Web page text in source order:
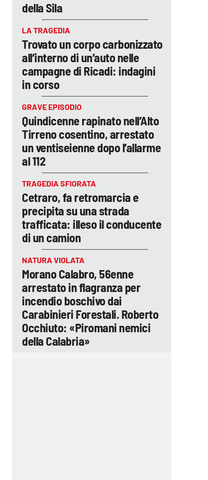
della Sila
LA TRAGEDIA
Trovato un corpo carbonizzato
all’interno di un’auto nelle
campagne di Ricadi: indagini
in corso
GRAVE EPISODIO
Quindicenne rapinato nell’Alto
Tirreno cosentino, arrestato
un ventiseienne dopo l’allarme
al 112
TRAGEDIA SFIORATA
Cetraro, fa retromarcia e
precipita su una strada
trafficata: illeso il conducente
di un camion
NATURA VIOLATA
Morano Calabro, 56enne
arrestato in flagranza per
incendio boschivo dai
Carabinieri Forestali. Roberto
Occhiuto: «Piromani nemici
della Calabria»